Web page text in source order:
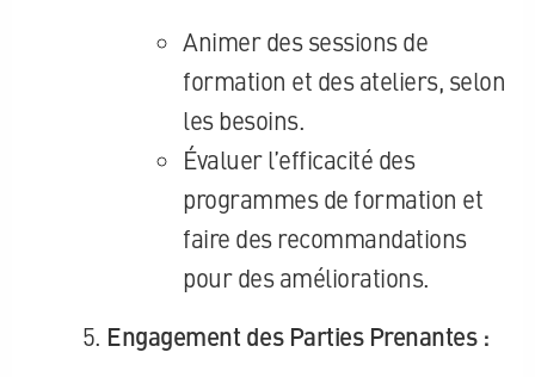
Animer des sessions de
formation et des ateliers, selon
les besoins.
Évaluer l’efficacité des
programmes de formation et
faire des recommandations
pour des améliorations.
Engagement des Parties Prenantes :